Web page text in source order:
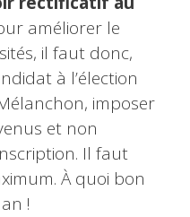
améliorer le
il faut donc,
à l’élection
imposer
et non
Il faut
À quoi bon
!